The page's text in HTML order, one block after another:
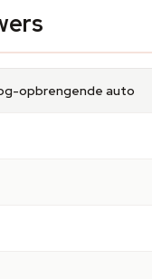
opbrengende auto